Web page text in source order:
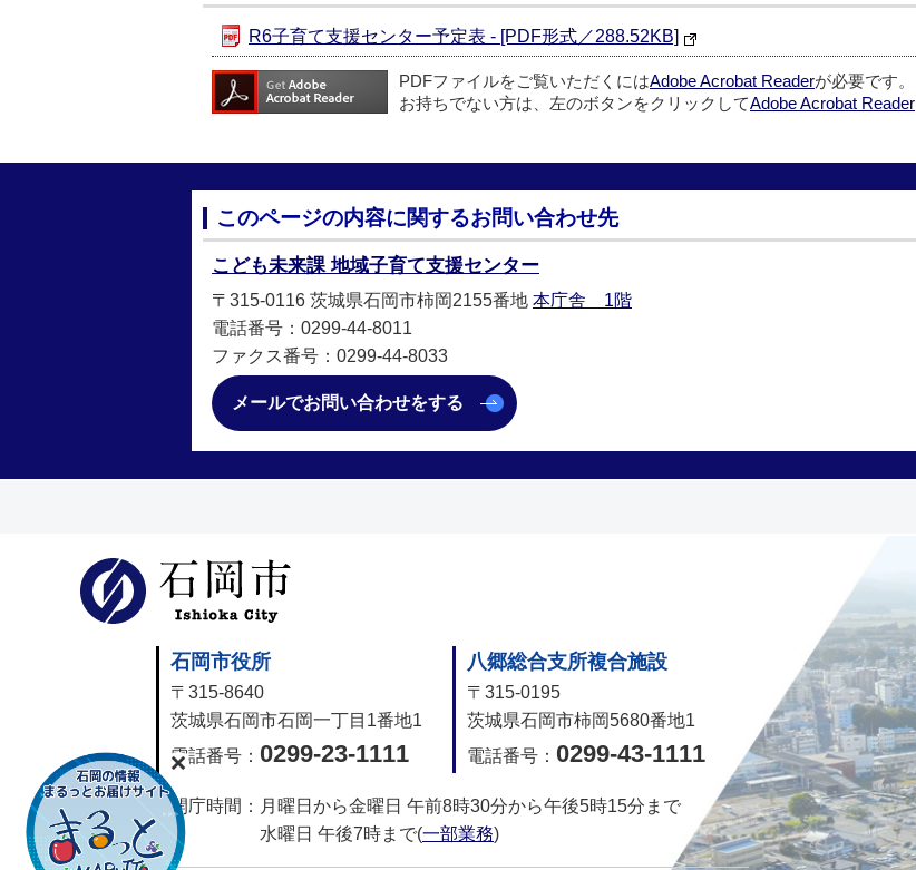
R6子育て支援センター予定表 - [PDF形式／288.52KB]
PDFファイルをご覧いただくにはAdobe Acrobat Readerが必要です。
お持ちでない方は、左のボタンをクリックしてAdobe Acrobat Reader
このページの内容に関するお問い合わせ先
こども未来課 地域子育て支援センター
〒315-0116 茨城県石岡市柿岡2155番地 本庁舎 1階
電話番号：0299-44-8011
ファクス番号：0299-44-8033
メールでお問い合わせをする
石岡市役所
〒315-8640
茨城県石岡市石岡一丁目1番地1
電話番号： 0299-23-1111
八郷総合支所複合施設
〒315-0195
茨城県石岡市柿岡5680番地1
電話番号： 0299-43-1111
開庁時間： 月曜日から金曜日 午前8時30分から午後5時15分まで
水曜日 午後7時まで(一部業務)